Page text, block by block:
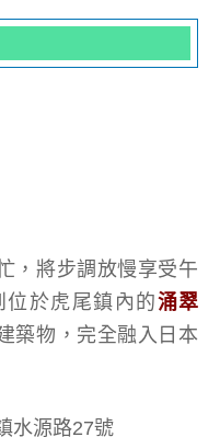
，將步調放慢享受午
於虎尾鎮內的涌翠
築物，完全融入日本
水源路27號